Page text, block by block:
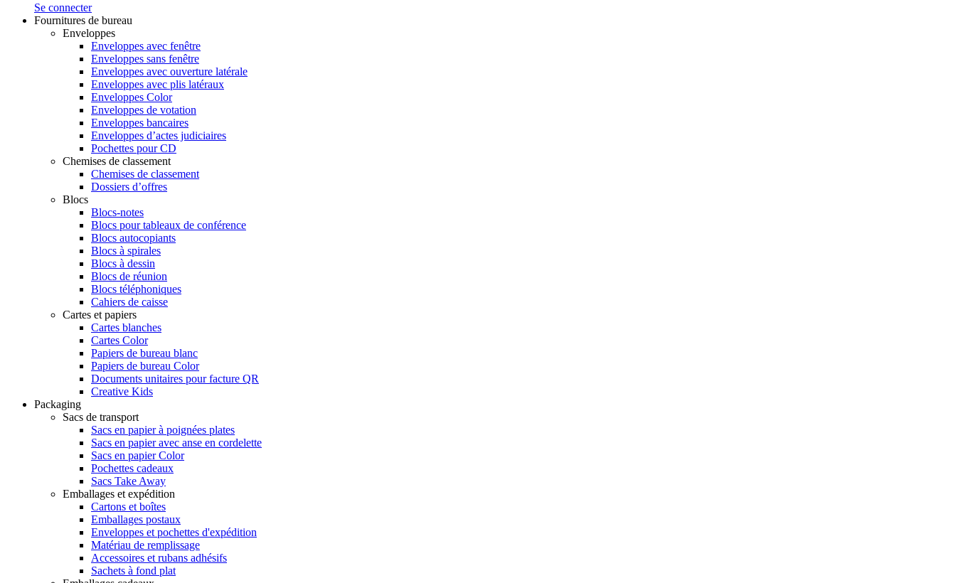
Se connecter
Fournitures de bureau
Enveloppes
Enveloppes avec fenêtre
Enveloppes sans fenêtre
Enveloppes avec ouverture latérale
Enveloppes avec plis latéraux
Enveloppes Color
Enveloppes de votation
Enveloppes bancaires
Enveloppes d’actes judiciaires
Pochettes pour CD
Chemises de classement
Chemises de classement
Dossiers d’offres
Blocs
Blocs-notes
Blocs pour tableaux de conférence
Blocs autocopiants
Blocs à spirales
Blocs à dessin
Blocs de réunion
Blocs téléphoniques
Cahiers de caisse
Cartes et papiers
Cartes blanches
Cartes Color
Papiers de bureau blanc
Papiers de bureau Color
Documents unitaires pour facture QR
Creative Kids
Packaging
Sacs de transport
Sacs en papier à poignées plates
Sacs en papier avec anse en cordelette
Sacs en papier Color
Pochettes cadeaux
Sacs Take Away
Emballages et expédition
Cartons et boîtes
Emballages postaux
Enveloppes et pochettes d'expédition
Matériau de remplissage
Accessoires et rubans adhésifs
Sachets à fond plat